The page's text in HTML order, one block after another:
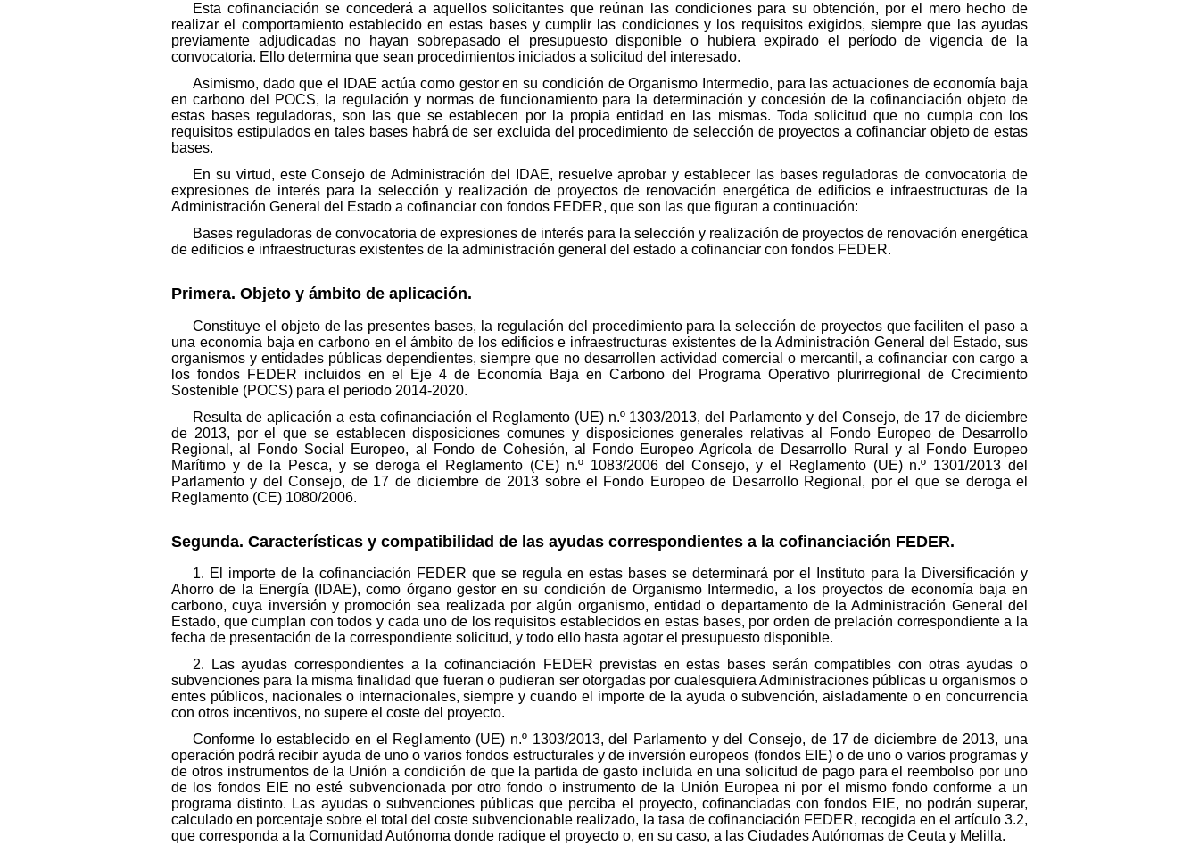
Esta cofinanciación se concederá a aquellos solicitantes que reúnan las condiciones para su obtención, por el mero hecho de
realizar el comportamiento establecido en estas bases y cumplir las condiciones y los requisitos exigidos, siempre que las ayudas
previamente adjudicadas no hayan sobrepasado el presupuesto disponible o hubiera expirado el período de vigencia de la
convocatoria. Ello determina que sean procedimientos iniciados a solicitud del interesado.
Asimismo, dado que el IDAE actúa como gestor en su condición de Organismo Intermedio, para las actuaciones de economía baja
en carbono del POCS, la regulación y normas de funcionamiento para la determinación y concesión de la cofinanciación objeto de
estas bases reguladoras, son las que se establecen por la propia entidad en las mismas. Toda solicitud que no cumpla con los
requisitos estipulados en tales bases habrá de ser excluida del procedimiento de selección de proyectos a cofinanciar objeto de estas
bases.
En su virtud, este Consejo de Administración del IDAE, resuelve aprobar y establecer las bases reguladoras de convocatoria de
expresiones de interés para la selección y realización de proyectos de renovación energética de edificios e infraestructuras de la
Administración General del Estado a cofinanciar con fondos FEDER, que son las que figuran a continuación:
Bases reguladoras de convocatoria de expresiones de interés para la selección y realización de proyectos de renovación energética
de edificios e infraestructuras existentes de la administración general del estado a cofinanciar con fondos FEDER.
Primera. Objeto y ámbito de aplicación.
Constituye el objeto de las presentes bases, la regulación del procedimiento para la selección de proyectos que faciliten el paso a
una economía baja en carbono en el ámbito de los edificios e infraestructuras existentes de la Administración General del Estado, sus
organismos y entidades públicas dependientes, siempre que no desarrollen actividad comercial o mercantil, a cofinanciar con cargo a
los fondos FEDER incluidos en el Eje 4 de Economía Baja en Carbono del Programa Operativo plurirregional de Crecimiento
Sostenible (POCS) para el periodo 2014-2020.
Resulta de aplicación a esta cofinanciación el Reglamento (UE) n.º 1303/2013, del Parlamento y del Consejo, de 17 de diciembre
de 2013, por el que se establecen disposiciones comunes y disposiciones generales relativas al Fondo Europeo de Desarrollo
Regional, al Fondo Social Europeo, al Fondo de Cohesión, al Fondo Europeo Agrícola de Desarrollo Rural y al Fondo Europeo
Marítimo y de la Pesca, y se deroga el Reglamento (CE) n.º 1083/2006 del Consejo, y el Reglamento (UE) n.º 1301/2013 del
Parlamento y del Consejo, de 17 de diciembre de 2013 sobre el Fondo Europeo de Desarrollo Regional, por el que se deroga el
Reglamento (CE) 1080/2006.
Segunda. Características y compatibilidad de las ayudas correspondientes a la cofinanciación FEDER.
1. El importe de la cofinanciación FEDER que se regula en estas bases se determinará por el Instituto para la Diversificación y
Ahorro de la Energía (IDAE), como órgano gestor en su condición de Organismo Intermedio, a los proyectos de economía baja en
carbono, cuya inversión y promoción sea realizada por algún organismo, entidad o departamento de la Administración General del
Estado, que cumplan con todos y cada uno de los requisitos establecidos en estas bases, por orden de prelación correspondiente a la
fecha de presentación de la correspondiente solicitud, y todo ello hasta agotar el presupuesto disponible.
2. Las ayudas correspondientes a la cofinanciación FEDER previstas en estas bases serán compatibles con otras ayudas o
subvenciones para la misma finalidad que fueran o pudieran ser otorgadas por cualesquiera Administraciones públicas u organismos o
entes públicos, nacionales o internacionales, siempre y cuando el importe de la ayuda o subvención, aisladamente o en concurrencia
con otros incentivos, no supere el coste del proyecto.
Conforme lo establecido en el Reglamento (UE) n.º 1303/2013, del Parlamento y del Consejo, de 17 de diciembre de 2013, una
operación podrá recibir ayuda de uno o varios fondos estructurales y de inversión europeos (fondos EIE) o de uno o varios programas y
de otros instrumentos de la Unión a condición de que la partida de gasto incluida en una solicitud de pago para el reembolso por uno
de los fondos EIE no esté subvencionada por otro fondo o instrumento de la Unión Europea ni por el mismo fondo conforme a un
programa distinto. Las ayudas o subvenciones públicas que perciba el proyecto, cofinanciadas con fondos EIE, no podrán superar,
calculado en porcentaje sobre el total del coste subvencionable realizado, la tasa de cofinanciación FEDER, recogida en el artículo 3.2,
que corresponda a la Comunidad Autónoma donde radique el proyecto o, en su caso, a las Ciudades Autónomas de Ceuta y Melilla.